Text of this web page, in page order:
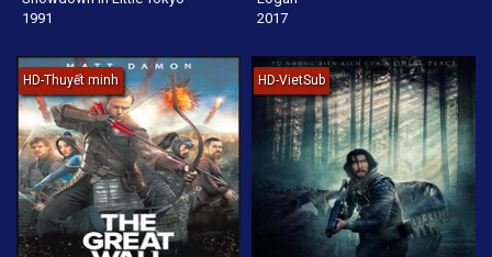
1991
2017
HD-Thuyết minh HD-VietSub